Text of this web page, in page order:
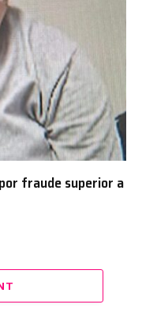
fraude superior a